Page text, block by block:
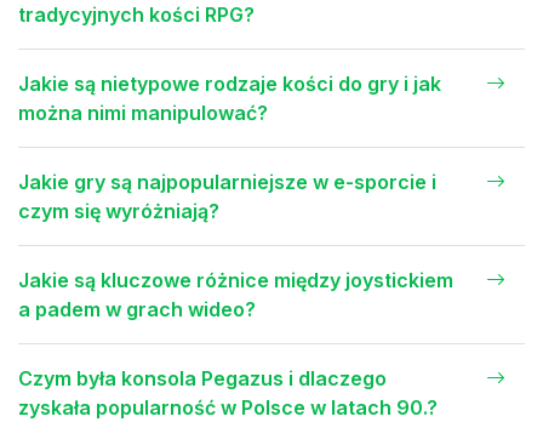
tradycyjnych kości RPG?
Jakie są nietypowe rodzaje kości do gry i jak
można nimi manipulować?
Jakie gry są najpopularniejsze w e-sporcie i
czym się wyróżniają?
Jakie są kluczowe różnice między joystickiem
a padem w grach wideo?
Czym była konsola Pegazus i dlaczego
zyskała popularność w Polsce w latach 90.?